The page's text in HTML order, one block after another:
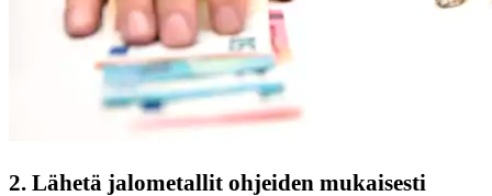
2. Lähetä jalometallit ohjeiden mukaisesti